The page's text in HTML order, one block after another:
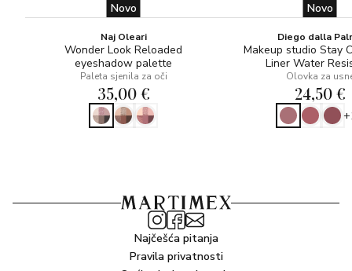
Novo
Naj Oleari
Wonder Look Reloaded
eyeshadow palette
Paleta sjenila za oči
35,00 €
Novo
Diego dalla
Makeup studio Stay
Liner Water
Olovka za
24,50 €
Najčešća pitanja
Pravila privatnosti